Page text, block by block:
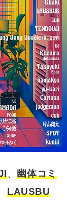
、幽体コミ
LAUSBU